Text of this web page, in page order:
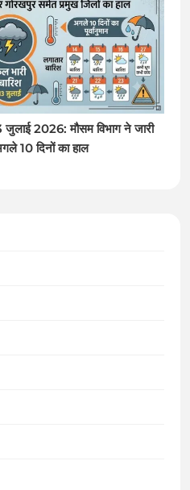
2026: मौसम विभाग ने जारी
10 दिनों का हाल